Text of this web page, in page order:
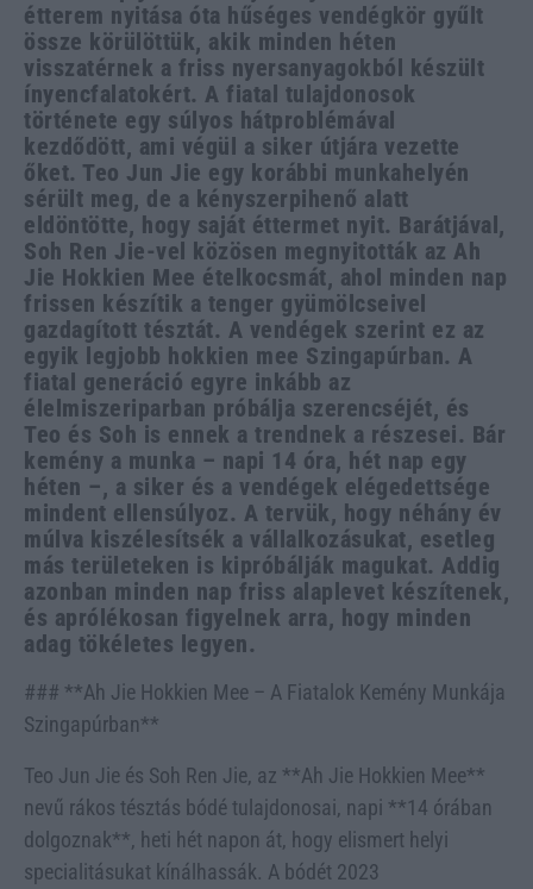
étterem nyitása óta hűséges vendégkör gyűlt
össze körülöttük, akik minden héten
visszatérnek a friss nyersanyagokból készült
ínyencfalatokért. A fiatal tulajdonosok
története egy súlyos hátproblémával
kezdődött, ami végül a siker útjára vezette
őket. Teo Jun Jie egy korábbi munkahelyén
sérült meg, de a kényszerpihenő alatt
eldöntötte, hogy saját éttermet nyit. Barátjával,
Soh Ren Jie-vel közösen megnyitották az Ah
Jie Hokkien Mee ételkocsmát, ahol minden nap
frissen készítik a tenger gyümölcseivel
gazdagított tésztát. A vendégek szerint ez az
egyik legjobb hokkien mee Szingapúrban. A
fiatal generáció egyre inkább az
élelmiszeriparban próbálja szerencséjét, és
Teo és Soh is ennek a trendnek a részesei. Bár
kemény a munka – napi 14 óra, hét nap egy
héten –, a siker és a vendégek elégedettsége
mindent ellensúlyoz. A tervük, hogy néhány év
múlva kiszélesítsék a vállalkozásukat, esetleg
más területeken is kipróbálják magukat. Addig
azonban minden nap friss alaplevet készítenek,
és aprólékosan figyelnek arra, hogy minden
adag tökéletes legyen.
### **Ah Jie Hokkien Mee – A Fiatalok Kemény Munkája
Szingapúrban**
Teo Jun Jie és Soh Ren Jie, az **Ah Jie Hokkien Mee**
nevű rákos tésztás bódé tulajdonosai, napi **14 órában
dolgoznak**, heti hét napon át, hogy elismert helyi
specialitásukat kínálhassák. A bódét 2023